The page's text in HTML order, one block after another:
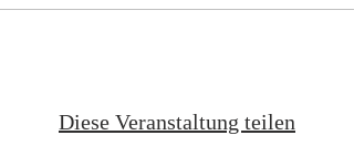
Gesundheitslage verschoben auf 10./11.
Diese Veranstaltung teilen